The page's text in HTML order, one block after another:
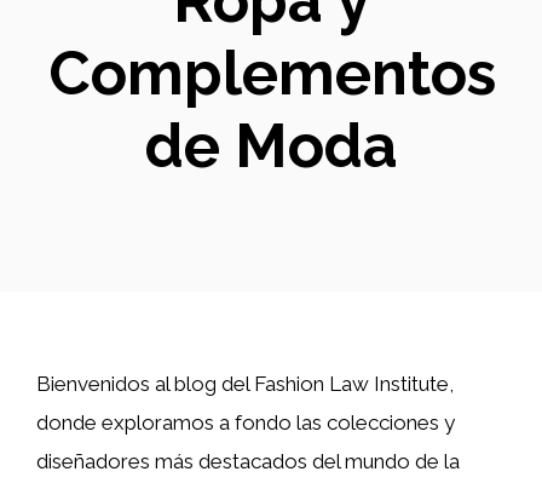
Complementos
de Moda
Bienvenidos al blog del Fashion Law Institute,
donde exploramos a fondo las colecciones y
diseñadores más destacados del mundo de la